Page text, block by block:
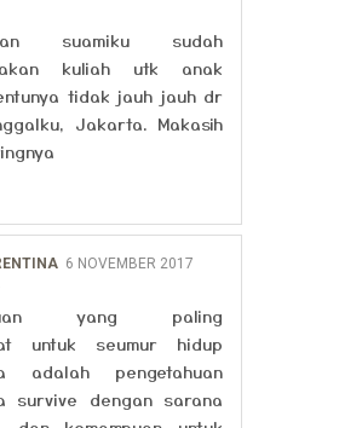
suamiku sudah
kuliah utk anak
tidak jauh jauh dr
Jakarta. Makasih
6 NOVEMBER 2017
yang paling
untuk seumur hidup
adalah pengetahuan
survive dengan sarana